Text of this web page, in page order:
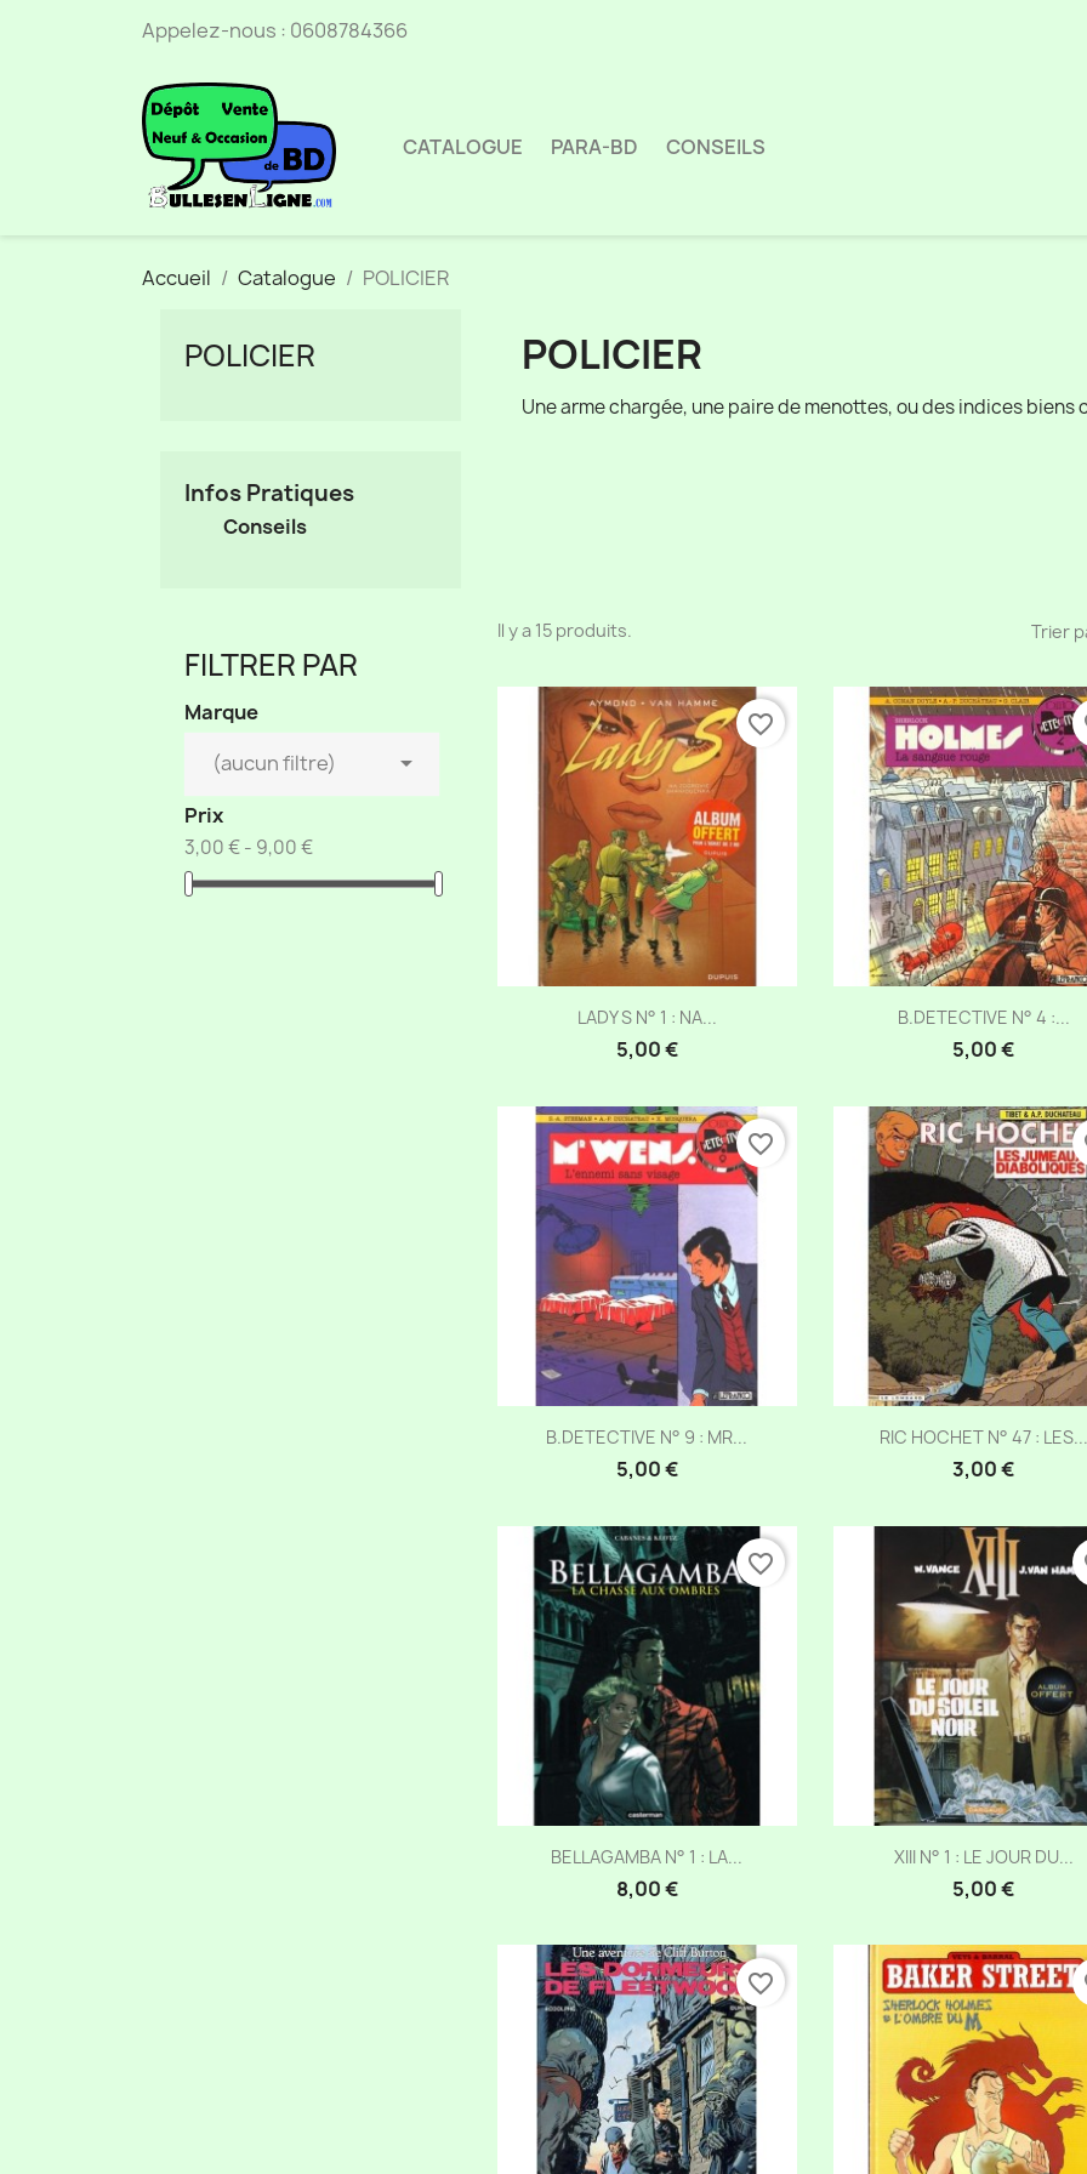
Appelez-nous : 0608784366
CATALOGUE PARA-BD CONSEILS
Accueil Catalogue POLICIER
POLICIER
Infos Pratiques
Conseils
FILTRER PAR
Marque
(aucun filtre)

Prix
3,00 € - 9,00 €
POLICIER
Une arme chargée, une paire de menottes, ou des indices biens
Il y a 15 produits. Trier
Aperçu rapide
LADY S N° 1 : NA...
5,00 €
favorite_border
Aperçu rapide
B.DETECTIVE N° 4 :...
5,00 €
Aperçu rapide
B.DETECTIVE N° 9 : MR...
5,00 €
favorite_border
Aperçu rapide
RIC HOCHET N° 47 : LES...
3,00 €
Aperçu rapide
BELLAGAMBA N° 1 : LA...
8,00 €
favorite_border
Aperçu rapide
XIII N° 1 : LE JOUR DU...
5,00 €
favorite_border